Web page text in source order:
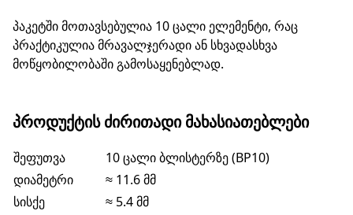
პაკეტში მოთავსებულია 10 ცალი ელემენტი, რაც
პრაქტიკულია მრავალჯერადი ან სხვადასხვა
მოწყობილობაში გამოსაყენებლად.
ᲞᲠᲝᲓᲣᲥᲢᲘᲡ ᲫᲘᲠᲘᲗᲐᲓᲘ ᲛᲐᲮᲐᲡᲘᲐᲗᲔᲑᲚᲔᲑᲘ
შეფუთვა
10 ცალი ბლისტერზე (BP10)
დიამეტრი
≈ 11.6 მმ
სისქე
≈ 5.4 მმ